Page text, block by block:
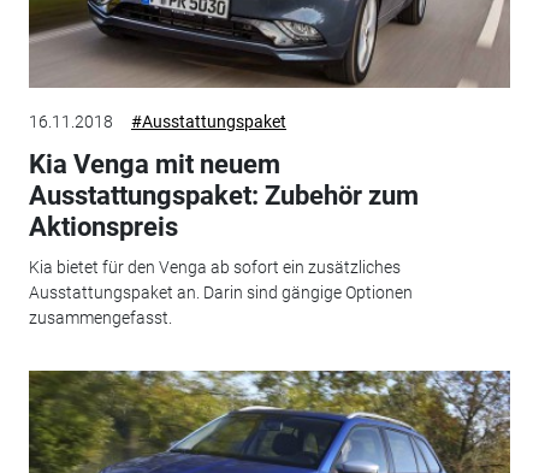
16.11.2018 #Ausstattungspaket
Kia Venga mit neuem
Ausstattungspaket: Zubehör zum
Aktionspreis
Kia bietet für den Venga ab sofort ein zusätzliches
Ausstattungspaket an. Darin sind gängige Optionen
zusammengefasst.